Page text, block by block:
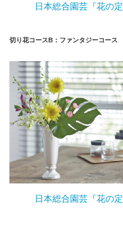
日本総合園芸『花の
切り花コースB：ファンタジーコース
日本総合園芸『花の